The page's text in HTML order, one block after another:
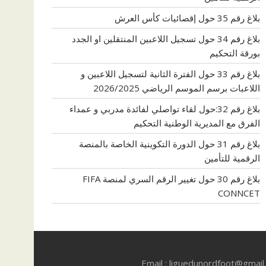
بلاغ رقم 35 حول إقصائيات كأس العرش
بلاغ رقم 34 حول تسجيل اللاعبين المنتقلين او الجدد
بورقة التحكيم
بلاغ رقم 33 حول الفترة الثانية لتسجيل اللاعبين و
اللاعبات برسم الموسم الرياضي 2026/2025
بلاغ رقم 32:حول لقاء تواصلي لفائدة مدربي و عمداء
الفرق مع المديرية الوطنية التحكيم
بلاغ رقم 31 حول الدورة التكوينية الخاصة بالمنصة
الرقمية للتأمين
بلاغ رقم 30 حول تغيير الرقم السري لمنصة FIFA
CONNCET
Email :